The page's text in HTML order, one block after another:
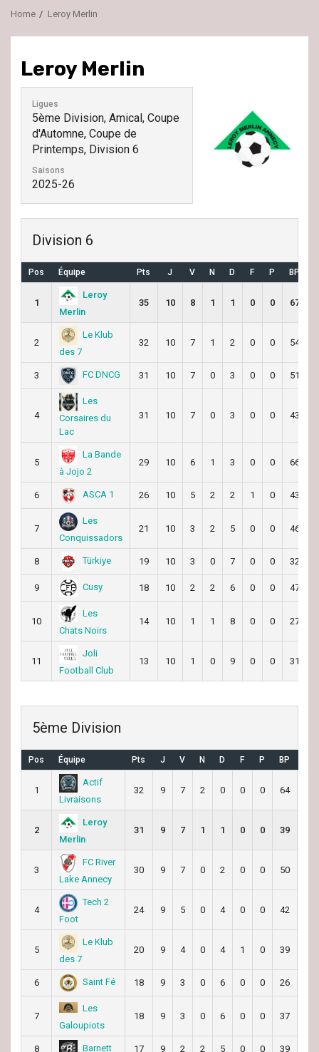
Home Leroy Merlin
Leroy Merlin
Ligues
5ème Division, Amical, Coupe
d'Automne, Coupe de
Printemps, Division 6
Saisons
2025-26
Division 6
Pos Équipe Pts J V N D F P BP
1
Leroy
Merlin
35 10 8 1 1 0 0 67
2
Le Klub
des 7
32 10 7 1 2 0 0 54
3 FC DNCG 31 10 7 0 3 0 0 51
4
Les
Corsaires du
Lac
31 10 7 0 3 0 0 43
5
La Bande
à Jojo 2
29 10 6 1 3 0 0 66
6 ASCA 1 26 10 5 2 2 1 0 43
7
Les
Conquissadors
21 10 3 2 5 0 0 46
8 Türkiye 19 10 3 0 7 0 0 32
9 Cusy 18 10 2 2 6 0 0 47
10
Les
Chats Noirs
14 10 1 1 8 0 0 27
11
Joli
Football Club
13 10 1 0 9 0 0 31
5ème Division
Pos Équipe Pts J V N D F P BP
1
Actif
Livraisons
32 9 7 2 0 0 0 64
2
Leroy
Merlin
31 9 7 1 1 0 0 39
3
FC River
Lake Annecy
30 9 7 0 2 0 0 50
4
Tech 2
Foot
24 9 5 0 4 0 0 42
5
Le Klub
des 7
20 9 4 0 4 1 0 39
6 Saint Fé 18 9 3 0 6 0 0 26
7
Les
Galoupiots
18 9 3 0 6 0 0 37
8 Barnett 17 9 2 2 5 0 0 39